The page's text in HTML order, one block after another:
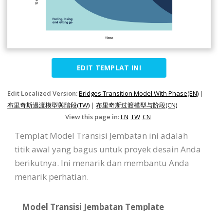
EDIT TEMPLAT INI
Edit Localized Version:Bridges Transition Model With Phase(EN) |
布里奇斯過渡模型與階段(TW) | 布里奇斯过渡模型与阶段(CN)
View this page in:EN TW CN
Templat Model Transisi Jembatan ini adalah
titik awal yang bagus untuk proyek desain Anda
berikutnya. Ini menarik dan membantu Anda
menarik perhatian.
Model Transisi Jembatan Template